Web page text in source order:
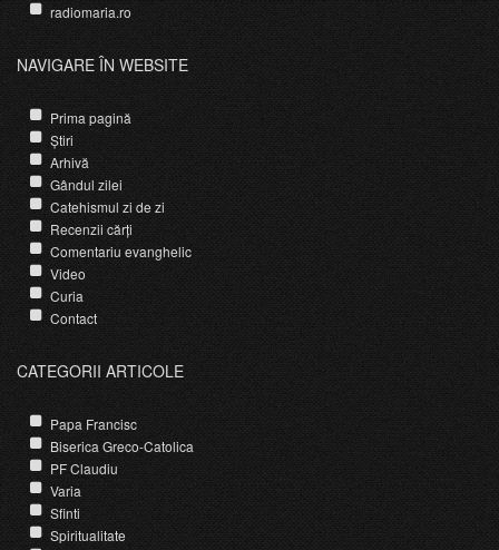
radiomaria.ro
NAVIGARE ÎN WEBSITE
Prima pagină
Știri
Arhivă
Gândul zilei
Catehismul zi de zi
Recenzii cărți
Comentariu evanghelic
Video
Curia
Contact
CATEGORII ARTICOLE
Papa Francisc
Biserica Greco-Catolica
PF Claudiu
Varia
Sfinti
Spiritualitate